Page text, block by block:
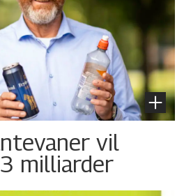
vil
milliarder